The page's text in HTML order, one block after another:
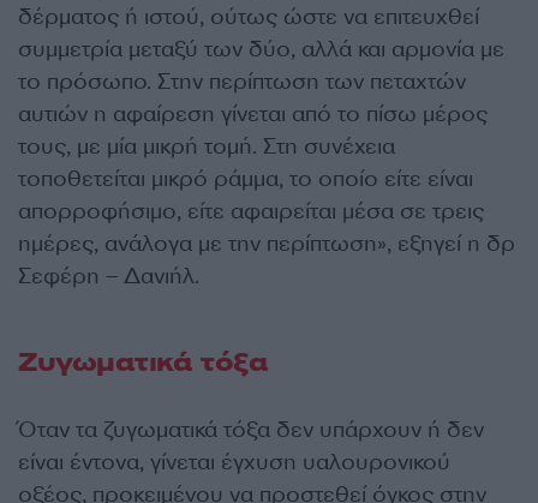
δέρματος ή ιστού, ούτως ώστε να επιτευχθεί
συμμετρία μεταξύ των δύο, αλλά και αρμονία με
το πρόσωπο. Στην περίπτωση των πεταχτών
αυτιών η αφαίρεση γίνεται από το πίσω μέρος
τους, με μία μικρή τομή. Στη συνέχεια
τοποθετείται μικρό ράμμα, το οποίο είτε είναι
απορροφήσιμο, είτε αφαιρείται μέσα σε τρεις
ημέρες, ανάλογα με την περίπτωση», εξηγεί η δρ
Σεφέρη – Δανιήλ.
Ζυγωματικά τόξα
Όταν τα ζυγωματικά τόξα δεν υπάρχουν ή δεν
είναι έντονα, γίνεται έγχυση υαλουρονικού
οξέος, προκειμένου να προστεθεί όγκος στην